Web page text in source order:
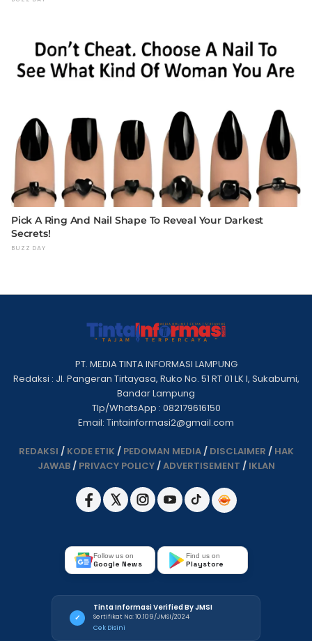
PT. MEDIA TINTA INFORMASI LAMPUNG
Redaksi : Jl. Pangeran Tirtayasa, Ruko No. 51 RT 01 LK I, Sukabumi,
Bandar Lampung
Tlp/WhatsApp : 082179616150
Email: Tintainformasi2@gmail.com
REDAKSI / KODE ETIK / PEDOMAN MEDIA/ DISCLAIMER / HAK
JAWAB/ PRIVACY POLICY/ADVERTISEMENT / IKLAN
Follow us on
Google News
Find us on
Playstore
✓
Tinta Informasi Verified By JMSI
Sertifikat No: 10.109/JMSI/2024
Cek Disini